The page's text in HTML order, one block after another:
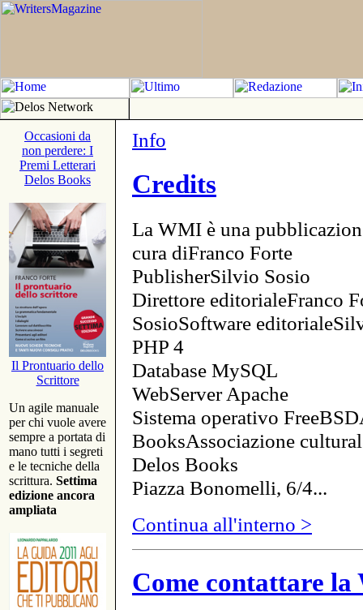
Occasioni da
non perdere: I
Premi Letterari
Delos Books
Il Prontuario dello
Scrittore
Un agile manuale
per chi vuole avere
sempre a portata di
mano tutti i segreti
e le tecniche della
scrittura. Settima
edizione ancora
ampliata
Info
Credits
La WMI è una
cura diFranco Forte
PublisherSilvio Sosio
Direttore editorialeFranco
SosioSoftware
PHP 4
Database MySQL
WebServer Apache
Sistema operativo
BooksAssociazione
Delos Books
Piazza Bonomelli, 6/4...
Continua all'interno >
Come contattare